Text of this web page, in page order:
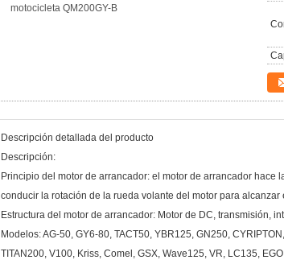
motocicleta QM200GY-B
Descripción detallada del producto
Descripción:
Principio del motor de arrancador: el motor de arrancador hace
conducir la rotación de la rueda volante del motor para alcanzar
Estructura del motor de arrancador: Motor de DC, transmisión,
Modelos: AG-50, GY6-80, TACT50, YBR125, GN250,
TITAN200, V100, Kriss, Comel, GSX, Wave125, VR, LC135,